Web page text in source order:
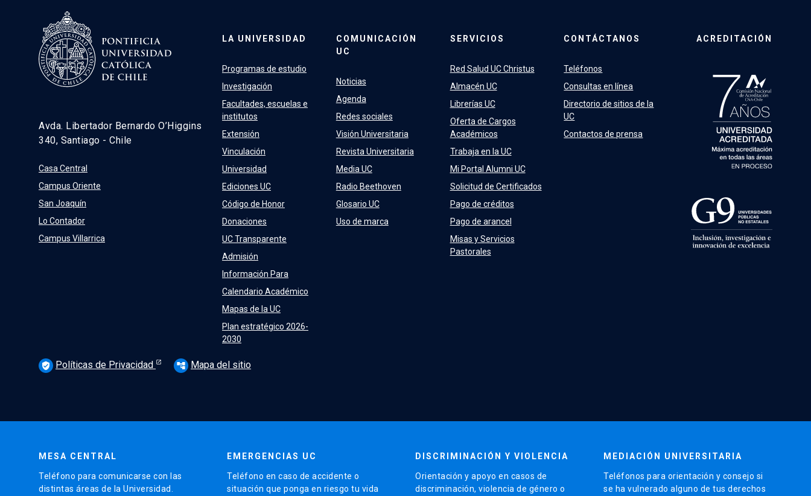
Avda. Libertador Bernardo O’Higgins
340, Santiago - Chile
Casa Central
Campus Oriente
San Joaquín
Lo Contador
Campus Villarrica
LA UNIVERSIDAD
Programas de estudio
Investigación
Facultades, escuelas e
institutos
Extensión
Vinculación
Universidad
Ediciones UC
Código de Honor
Donaciones
UC Transparente
Admisión
Información Para
Calendario Académico
Mapas de la UC
Plan estratégico 2026-
2030
COMUNICACIÓN
UC
Noticias
Agenda
Redes sociales
Visión Universitaria
Revista Universitaria
Media UC
Radio Beethoven
Glosario UC
Uso de marca
SERVICIOS
Red Salud UC Christus
Almacén UC
Librerías UC
Oferta de Cargos
Académicos
Trabaja en la UC
Mi Portal Alumni UC
Solicitud de Certificados
Pago de créditos
Pago de arancel
Misas y Servicios
Pastorales
CONTÁCTANOS
Teléfonos
Consultas en línea
Directorio de sitios de la
UC
Contactos de prensa
ACREDITACIÓN
verified_user Políticas de Privacidad account_tree Mapa del sitio
MESA CENTRAL
Teléfono para comunicarse con las
distintas áreas de la Universidad.
EMERGENCIAS UC
Teléfono en caso de accidente o
situación que ponga en riesgo tu vida
DISCRIMINACIÓN Y VIOLENCIA
Orientación y apoyo en casos de
discriminación, violencia de género o
MEDIACIÓN UNIVERSITARIA
Teléfonos para orientación y consejo si
se ha vulnerado alguno de tus derechos